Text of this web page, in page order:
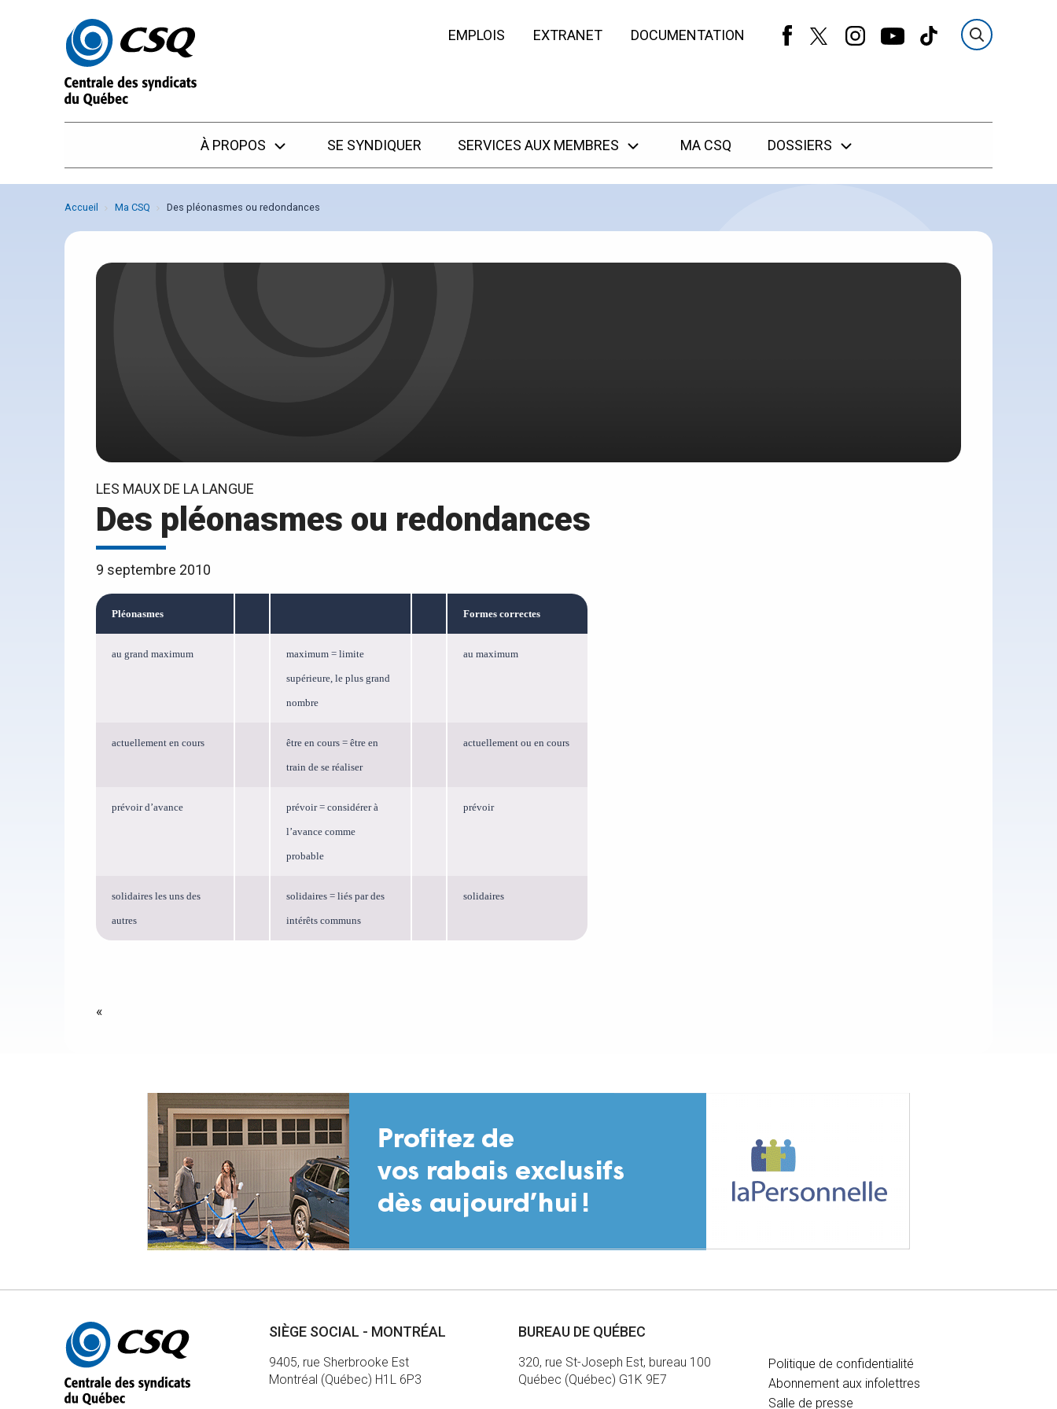
EMPLOIS EXTRANET DOCUMENTATION
À PROPOS SE SYNDIQUER SERVICES AUX MEMBRES MA CSQ DOSSIERS
Accueil Ma CSQ Des pléonasmes ou redondances
LES MAUX DE LA LANGUE
Des pléonasmes ou redondances
9 septembre 2010
Pléonasmes Formes correctes
au grand maximum maximum = limite
supérieure, le plus grand
nombre
au maximum
actuellement en cours être en cours = être en
train de se réaliser
actuellement ou en cours
prévoir d’avance prévoir = considérer à
l’avance comme
probable
prévoir
solidaires les uns des
autres
solidaires = liés par des
intérêts communs
solidaires
«
Autres
informations
SIÈGE SOCIAL - MONTRÉAL
9405, rue Sherbrooke Est
Montréal (Québec) H1L 6P3
BUREAU DE QUÉBEC
320, rue St-Joseph Est, bureau 100
Québec (Québec) G1K 9E7
Politique de confidentialité
Abonnement aux infolettres
Salle de presse